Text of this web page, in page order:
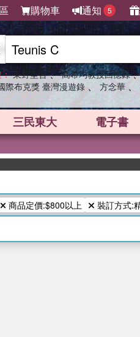
購物車 通知 5
東野圭吾 、 高希均教授回憶錄
際布克獎 臺灣漫遊錄 、 方念華 、
三民東大 電子書
商品定價:$800以上 裝訂方式: